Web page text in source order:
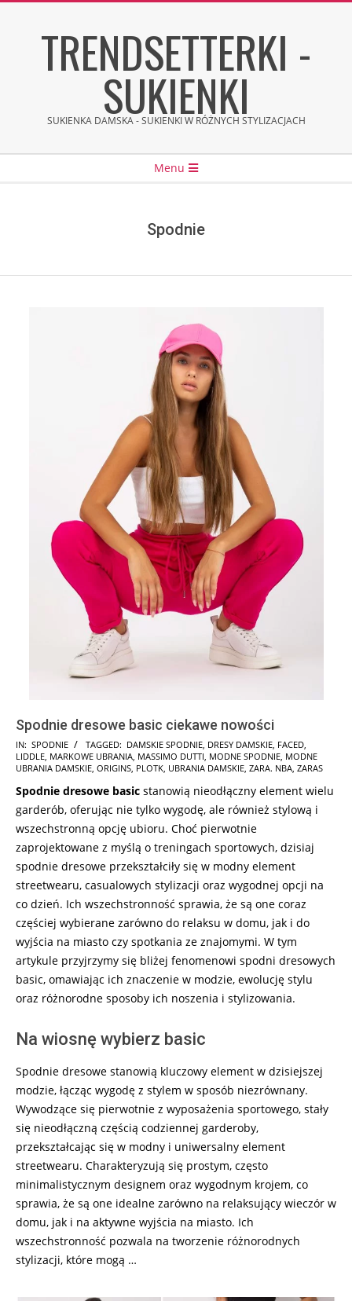
TRENDSETTERKI -
SUKIENKI
SUKIENKA DAMSKA - SUKIENKI W RÓŻNYCH STYLIZACJACH
Menu
Spodnie
Spodnie dresowe basic ciekawe nowości
2024-
12-
IN: SPODNIE TAGGED: DAMSKIE SPODNIE, DRESY DAMSKIE, FACED,
LIDDLE, MARKOWE UBRANIA, MASSIMO DUTTI, MODNE SPODNIE, MODNE
UBRANIA DAMSKIE, ORIGINS, PLOTK, UBRANIA DAMSKIE, ZARA. NBA, ZARAS
Spodnie dresowe basic stanowią nieodłączny element wielu
garderób, oferując nie tylko wygodę, ale również stylową i
wszechstronną opcję ubioru. Choć pierwotnie
zaprojektowane z myślą o treningach sportowych, dzisiaj
spodnie dresowe przekształciły się w modny element
streetwearu, casualowych stylizacji oraz wygodnej opcji na
co dzień. Ich wszechstronność sprawia, że są one coraz
częściej wybierane zarówno do relaksu w domu, jak i do
wyjścia na miasto czy spotkania ze znajomymi. W tym
artykule przyjrzymy się bliżej fenomenowi spodni dresowych
basic, omawiając ich znaczenie w modzie, ewolucję stylu
oraz różnorodne sposoby ich noszenia i stylizowania.
Na wiosnę wybierz basic
Spodnie dresowe stanowią kluczowy element w dzisiejszej
modzie, łącząc wygodę z stylem w sposób niezrównany.
Wywodzące się pierwotnie z wyposażenia sportowego, stały
się nieodłączną częścią codziennej garderoby,
przekształcając się w modny i uniwersalny element
streetwearu. Charakteryzują się prostym, często
minimalistycznym designem oraz wygodnym krojem, co
sprawia, że są one idealne zarówno na relaksujący wieczór w
domu, jak i na aktywne wyjścia na miasto. Ich
wszechstronność pozwala na tworzenie różnorodnych
stylizacji, które mogą …